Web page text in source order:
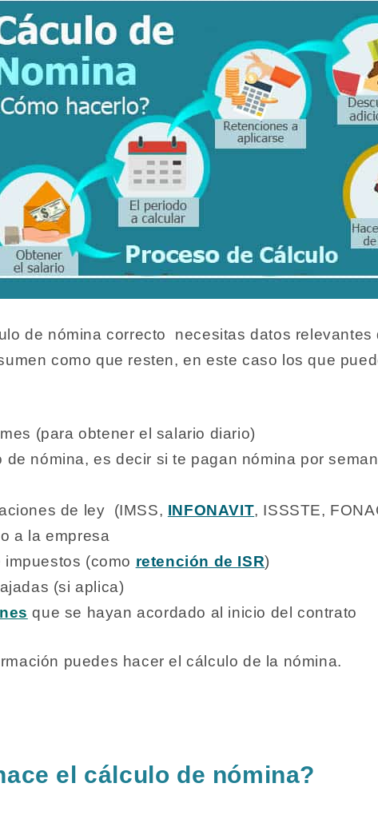
de nómina correcto necesitas datos relevantes
como que resten, en este caso los que
(para obtener el salario diario)
de nómina, es decir si te pagan nómina por
de ley (IMSS, INFONAVIT, ISSSTE,
a la empresa
(como retención de ISR)
(si aplica)
que se hayan acordado al inicio del contrato
puedes hacer el cálculo de la nómina.
el cálculo de nómina?